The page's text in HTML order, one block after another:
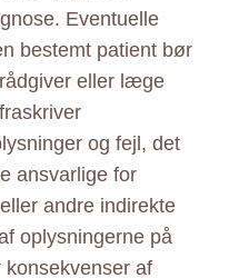
Eventuelle
bestemt patient bør
eller læge
og fejl, det
ansvarlige for
andre indirekte
oplysningerne på
af